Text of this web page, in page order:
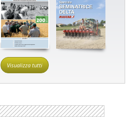
Visualizza tutti